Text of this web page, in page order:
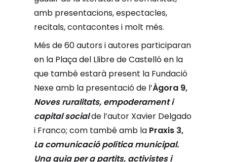
amb presentacions, espectacles,
recitals, contacontes i molt més.
Més de 60 autors i autores participaran
en la Plaça del Llibre de Castelló en la
que també estarà present la Fundació
Nexe amb la presentació de l’Àgora 9,
Noves ruralitats, empoderament i
capital socialde l’autor Xavier Delgado
i Franco; com també amb la Praxis 3,
La comunicació política municipal.
Una guia per a partits, activistes i